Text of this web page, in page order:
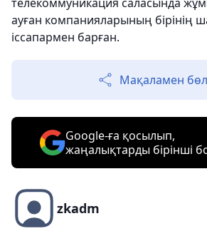
ауған компанияларының бірінің
іссапармен барған.
Мақаламен
Google-ға қосылып,
жаңалықтарды бірінші
zkadm